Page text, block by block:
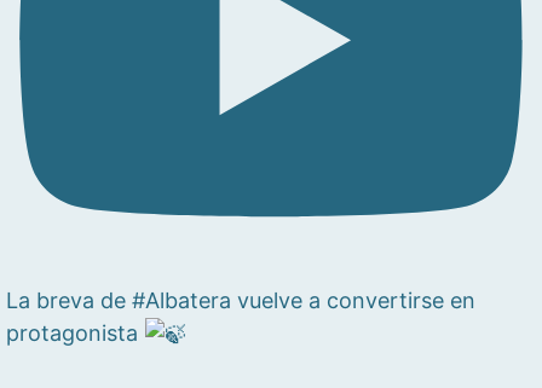
La breva de #Albatera vuelve a convertirse en
protagonista